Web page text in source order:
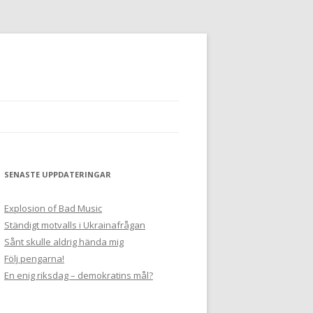
SENASTE UPPDATERINGAR
Explosion of Bad Music
Ständigt motvalls i Ukrainafrågan
Sånt skulle aldrig hända mig
Följ pengarna!
En enig riksdag – demokratins mål?